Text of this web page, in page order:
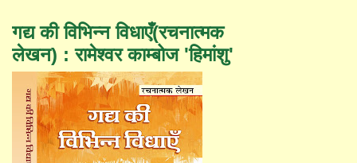
गद्य की विभिन्न विधाएँ(रचनात्मक
लेखन) : रामेश्वर काम्बोज 'हिमांशु'